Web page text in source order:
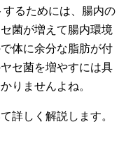
るためには、腸内の
菌が増えて腸内環境
体に余分な脂肪が付
セ菌を増やすには具
りませんよね。
詳しく解説します。